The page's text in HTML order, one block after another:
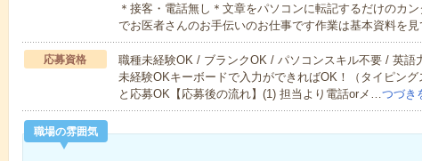
＊接客・電話無し＊文章をパソコンに転記するだけのカ
でお医者さんのお手伝いのお仕事です作業は基本資料を
応募資格
職種未経験OK / ブランクOK / パソコンスキル不要 / 英語
未経験OKキーボードで入力ができればOK！（タイピン
と応募OK【応募後の流れ】(1) 担当より電話orメ…つづき
職場の雰囲気